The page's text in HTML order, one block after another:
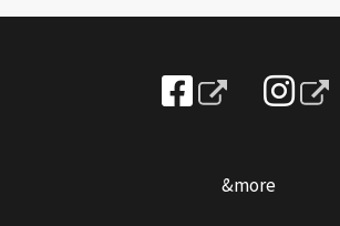
&more